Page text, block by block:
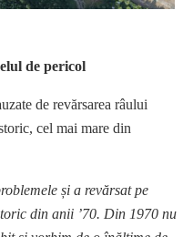
de pericol
de revărsarea râului
cel mai mare din
și a revărsat pe
din anii ’70. Din 1970 nu